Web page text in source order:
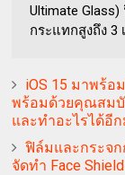
Ultimate
กระแทกสูงถึง 3 เ
iOS 15 มาพร้
พร้อมด้วยคุณสมบั
และทำอะไรได้อี
ฟิล์มและกระจก
จัดทำ Face